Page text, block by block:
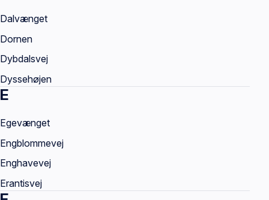
Dalvænget
Dornen
Dybdalsvej
Dyssehøjen
E
Egevænget
Engblommevej
Enghavevej
Erantisvej